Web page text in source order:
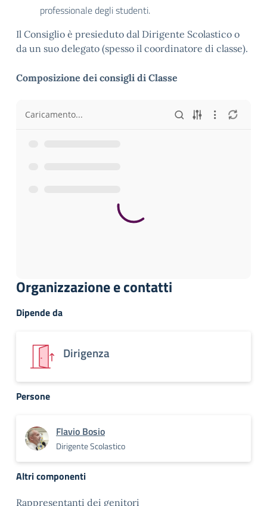
professionale degli studenti.
Il Consiglio è presieduto dal Dirigente Scolastico o
da un suo delegato (spesso il coordinatore di classe).
Composizione dei consigli di Classe
Caricamento...
Organizzazione e contatti
Dipende da
Dirigenza
Persone
Flavio Bosio
Dirigente Scolastico
Altri componenti
Rappresentanti dei genitori